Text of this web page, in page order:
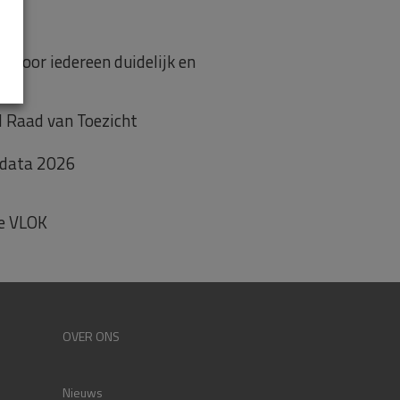
voor iedereen duidelijk en
van Toezicht
2026
VLOK
OVER ONS
Nieuws